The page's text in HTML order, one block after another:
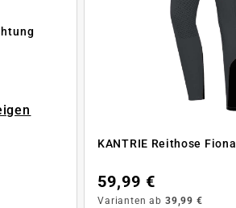
KANTRIE Reithose Fiona
59,99 €
Varianten ab 39,99 €